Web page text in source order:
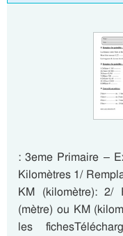
: 3eme Primaire –
Kilomètres 1/
KM (kilomètre): 2/
(mètre) ou KM
les